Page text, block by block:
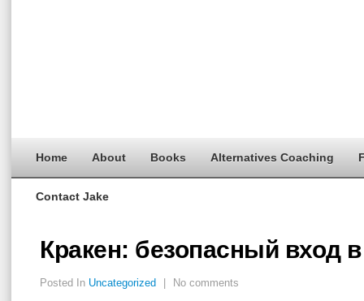
Home About Books Alternatives Coaching
Contact Jake
Кракен: безопасный вход
Posted In Uncategorized No comments